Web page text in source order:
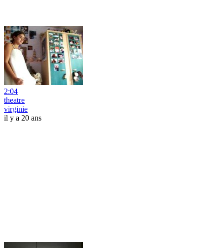
2:04
theatre
virginie
il y a 20 ans